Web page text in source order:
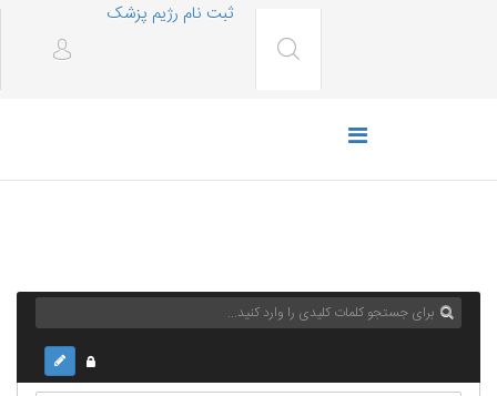
ثبت نام رژیم پزشک